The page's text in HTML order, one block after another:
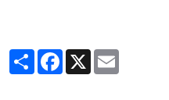
Partager
Facebook
X